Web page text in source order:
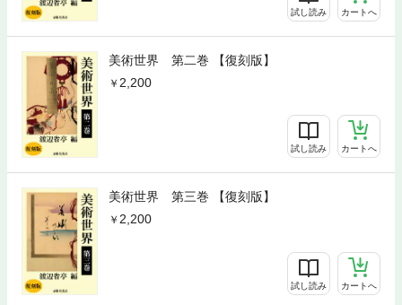
試し読み カートへ
美術世界 第二巻 【復刻版】
2,200
試し読み カートへ
美術世界 第三巻 【復刻版】
2,200
試し読み カートへ